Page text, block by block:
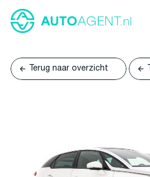
Terug naar overzicht